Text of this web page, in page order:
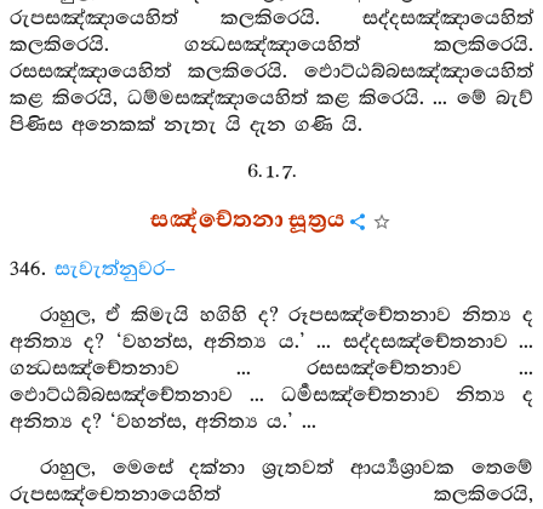
රුපසඤ්ඤායෙහිත් කලකිරෙයි. සද්දසඤ්ඤායෙහිත්
කලකිරෙයි. ගන්‍ධසඤ්ඤායෙහිත් කලකිරෙයි.
රසසඤ්ඤායෙහිත් කලකිරෙයි. ඵොට්ඨබ්බසඤ්ඤායෙහිත්
කළ කිරෙයි, ධම්මසඤ්ඤායෙහිත් කළ කිරෙයි. ... මේ බැව්
පිණිස අනෙකක් නැතැ යි දැන ගණි යි.
6. 1. 7.
සඤ්චේතනා සූත්‍රය
346. සැවැත්නුවර–
රාහුල, ඒ කිමැයි හගිහි ද? රූපසඤ්චේතනාව නිත්‍ය ද
අනිත්‍ය ද? ‘වහන්ස, අනිත්‍ය ය.’ ... සද්දසඤ්චේතනාව ...
ගන්‍ධසඤ්චේතනාව ... රසසඤ්චේතනාව ...
ඵොට්ඨබ්බසඤ්චේතනාව ... ධර්‍මසඤ්චේතනාව නිත්‍ය ද
අනිත්‍ය ද? ‘වහන්ස, අනිත්‍ය ය.’ ...
රාහුල, මෙසේ දක්නා ශ්‍රැතවත් ආර්‍ය්‍යශ්‍රාවක තෙමේ
රුපසඤ්චෙතනායෙහිත් කලකිරෙයි,